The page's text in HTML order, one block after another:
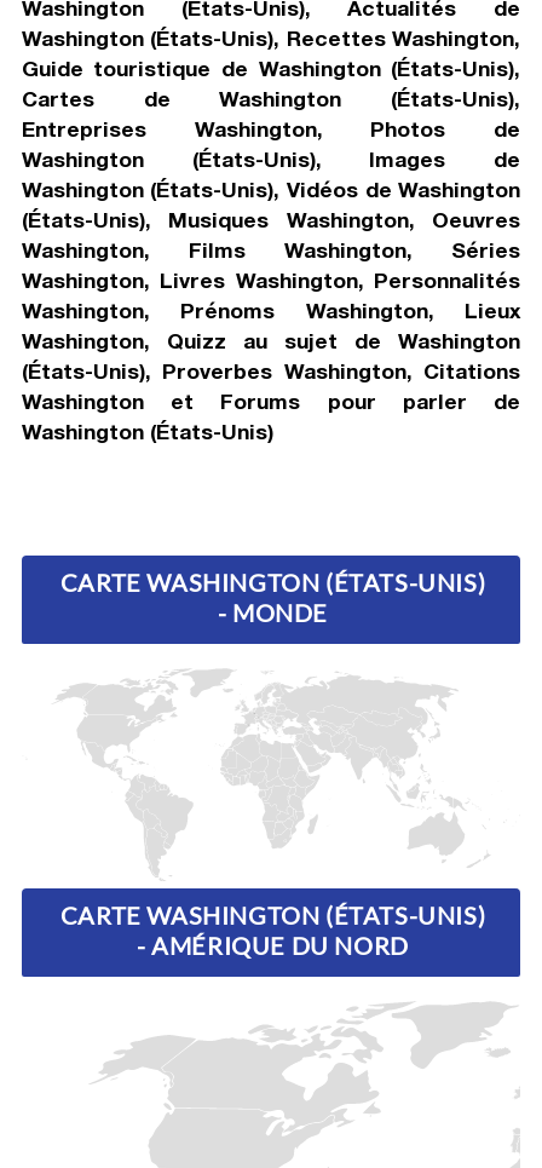
Washington (États-Unis), Actualités de
Washington (États-Unis), Recettes Washington,
Guide touristique de Washington (États-Unis),
Cartes de Washington (États-Unis),
Entreprises Washington, Photos de
Washington (États-Unis), Images de
Washington (États-Unis), Vidéos de Washington
(États-Unis), Musiques Washington, Oeuvres
Washington, Films Washington, Séries
Washington, Livres Washington, Personnalités
Washington, Prénoms Washington, Lieux
Washington, Quizz au sujet de Washington
(États-Unis), Proverbes Washington, Citations
Washington et Forums pour parler de
Washington (États-Unis)
CARTE WASHINGTON (ÉTATS-UNIS)
- MONDE
CARTE WASHINGTON (ÉTATS-UNIS)
- AMÉRIQUE DU NORD